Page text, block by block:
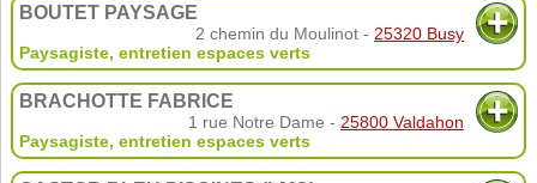
BOUTET PAYSAGE
2 chemin du Moulinot - 25320 Busy
Paysagiste, entretien espaces verts
BRACHOTTE FABRICE
1 rue Notre Dame - 25800 Valdahon
Paysagiste, entretien espaces verts